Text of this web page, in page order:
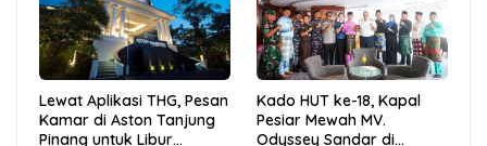
Lewat Aplikasi THG, Pesan
Kamar di Aston Tanjung
Pinang untuk Libur
Kado HUT ke-18, Kapal
Pesiar Mewah MV.
Odyssey Sandar di